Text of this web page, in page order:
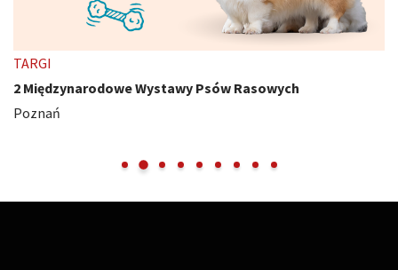
TARGI
2 Międzynarodowe Wystawy Psów Rasowych
Poznań